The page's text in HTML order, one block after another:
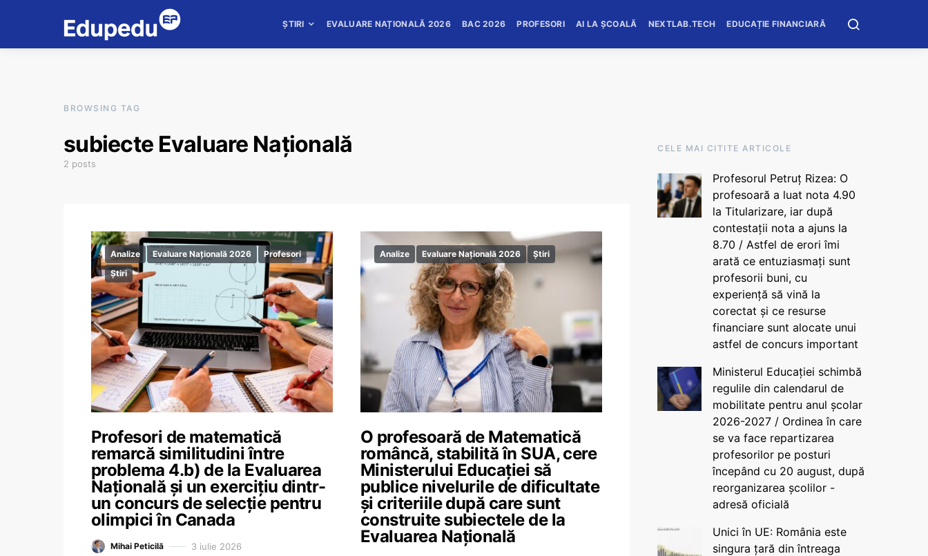
ȘTIRI EVALUARE NAȚIONALĂ 2026 BAC 2026 PROFESORI AI LA ȘCOALĂ NEXTLAB.TECH EDUCAȚIE FINANCIARĂ
BROWSING TAG
subiecte Evaluare Națională
2 posts
Analize Evaluare Națională 2026
Profesori
Știri
Profesori de matematică
remarcă similitudini între
problema 4.b) de la Evaluarea
Națională și un exercițiu dintr-
un concurs de selecție pentru
olimpici în Canada
Mihai Peticilă 3 iulie 2026
Analize Evaluare Națională 2026 Știri
O profesoară de Matematică
româncă, stabilită în SUA, cere
Ministerului Educației să
publice nivelurile de dificultate
și criteriile după care sunt
construite subiectele de la
Evaluarea Națională
CELE MAI CITITE ARTICOLE
Profesorul Petruț Rizea: O
profesoară a luat nota 4.90
la Titularizare, iar după
contestații nota a ajuns la
8.70 / Astfel de erori îmi
arată ce entuziasmați sunt
profesorii buni, cu
experiență să vină la
corectat și ce resurse
financiare sunt alocate unui
astfel de concurs important
Ministerul Educației schimbă
regulile din calendarul de
mobilitate pentru anul școlar
2026-2027 / Ordinea în care
se va face repartizarea
profesorilor pe posturi
începând cu 20 august, după
reorganizarea școlilor -
adresă oficială
Unici în UE: România este
singura țară din întreaga